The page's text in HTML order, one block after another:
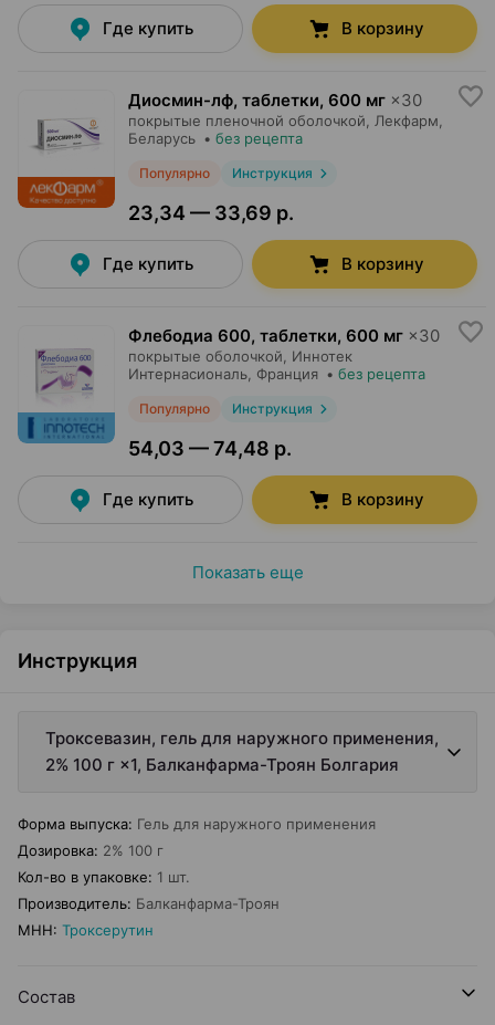
Где купить В корзину
Диосмин-лф, таблетки, 600 мг ×30
покрытые пленочной оболочкой, Лекфарм
Беларусь • без рецепта
Популярно Инструкция
23,34 — 33,69 р.
Где купить В корзину
Флебодиа 600, таблетки, 600 мг ×30
покрытые оболочкой,
Иннотек
Интернасиональ , Франция • без рецепта
Популярно Инструкция
54,03 — 74,48 р.
Где купить В корзину
Показать еще
Инструкция
Троксевазин, гель для наружного применения,
2% 100 г ×1, Балканфарма-Троян Болгария
Форма выпуска: Гель для наружного применения
Дозировка: 2% 100 г
Кол-во в упаковке: 1 шт.
Производитель: Балканфарма-Троян
МНН: Троксерутин
Состав